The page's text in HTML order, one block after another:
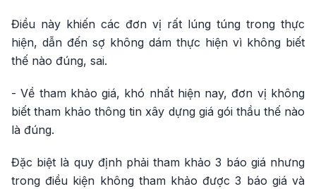
Điều này khiến các đơn vị rất lúng túng trong thực
hiện, dẫn đến sợ không dám thực hiện vì không biết
thế nào đúng, sai.
- Về tham khảo giá, khó nhất hiện nay, đơn vị không
biết tham khảo thông tin xây dựng giá gói thầu thế nào
là đúng.
Đặc biệt là quy định phải tham khảo 3 báo giá nhưng
trong điều kiện không tham khảo được 3 báo giá và